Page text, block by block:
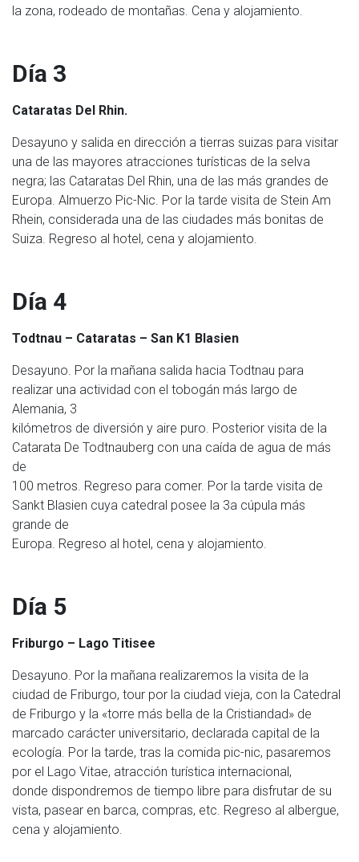
la zona, rodeado de montañas. Cena y alojamiento.
Día 3
Cataratas Del Rhin.
Desayuno y salida en dirección a tierras suizas para visitar
una de las mayores atracciones turísticas de la selva
negra; las Cataratas Del Rhin, una de las más grandes de
Europa. Almuerzo Pic-Nic. Por la tarde visita de Stein Am
Rhein, considerada una de las ciudades más bonitas de
Suiza. Regreso al hotel, cena y alojamiento.
Día 4
Todtnau – Cataratas – San K1 Blasien
Desayuno. Por la mañana salida hacia Todtnau para
realizar una actividad con el tobogán más largo de
Alemania, 3
kilómetros de diversión y aire puro. Posterior visita de la
Catarata De Todtnauberg con una caída de agua de más
de
100 metros. Regreso para comer. Por la tarde visita de
Sankt Blasien cuya catedral posee la 3a cúpula más
grande de
Europa. Regreso al hotel, cena y alojamiento.
Día 5
Friburgo – Lago Titisee
Desayuno. Por la mañana realizaremos la visita de la
ciudad de Friburgo, tour por la ciudad vieja, con la Catedral
de Friburgo y la «torre más bella de la Cristiandad» de
marcado carácter universitario, declarada capital de la
ecología. Por la tarde, tras la comida pic-nic, pasaremos
por el Lago Vitae, atracción turística internacional,
donde dispondremos de tiempo libre para disfrutar de su
vista, pasear en barca, compras, etc. Regreso al albergue,
cena y alojamiento.